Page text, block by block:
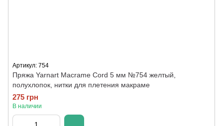
Артикул: 754
Пряжа Yarnart Macrame Cord 5 мм №754 желтый,
полухлопок, нитки для плетения макраме
275 грн
В наличии